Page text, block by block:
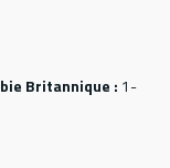
Britannique : 1-